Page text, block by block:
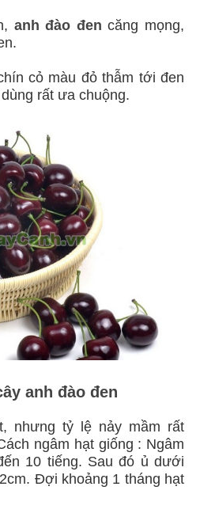
anh đào đen căng mọng,
cỏ màu đỏ thẫm tới đen
rất ưa chuộng.
anh đào đen
nhưng tỷ lệ nảy mầm rất
ngâm hạt giống : Ngâm
10 tiếng. Sau đó ủ dưới
Đợi khoảng 1 tháng hạt